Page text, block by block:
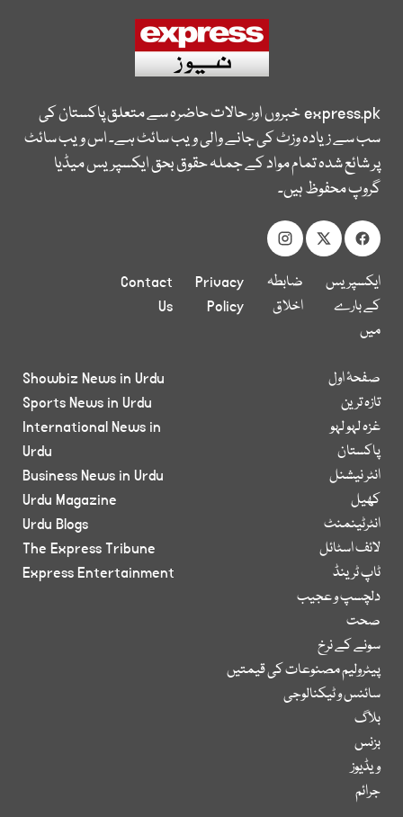
express.pkخبروں اور حالات حاضرہ سے متعلق پاکستان کی
سب سے زیادہ وزٹ کی جانے والی ویب سائٹ ہے۔ اس ویب سائٹ
پر شائع شدہ تمام مواد کے جملہ حقوق بحق ایکسپریس میڈیا
گروپ محفوظ ہیں۔
ایکسپریس
کے بارے
میں
ضابطہ
اخلاق
Privacy
Policy
Contact
Us
صفحۂ اول
تازہ ترین
غزہ لہو لہو
پاکستان
انٹر نیشنل
کھیل
انٹرٹینمنٹ
لائف اسٹائل
ٹاپ ٹرینڈ
دلچسپ و عجیب
صحت
سونے کے نرخ
پیٹرولیم مصنوعات کی قیمتیں
سائنس و ٹیکنالوجی
بلاگ
بزنس
ویڈیوز
جرائم
Showbiz News in Urdu
Sports News in Urdu
International News in
Urdu
Business News in Urdu
Urdu Magazine
Urdu Blogs
The Express Tribune
Express Entertainment